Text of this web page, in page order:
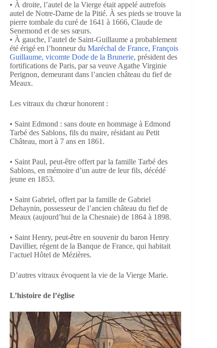
• À droite, l’autel de la Vierge était appelé autrefois
autel de Notre-Dame de la Pitié. À ses pieds se trouve la
pierre tombale du curé de 1641 à 1666, Claude de
Senemond et de ses sœurs.
• À gauche, l’autel de Saint-Guillaume a probablement
été érigé en l’honneur du Maréchal de France, François
Guillaume, vicomte Dode de la Brunerie, président des
fortifications de Paris, par sa veuve Agathe Virginie
Perignon, demeurant dans l’ancien château du fief de
Meaux.
Les vitraux du chœur honorent :
• Saint Edmond : sans doute en hommage à Edmond
Tarbé des Sablons, fils du maire, résidant au Petit
Château, mort à 7 ans en 1861.
• Saint Paul, peut-être offert par la famille Tarbé des
Sablons, en mémoire d’un autre de leur fils, décédé
jeune en 1853.
• Saint Gabriel, offert par la famille de Gabriel
Dehaynin, possesseur de l’ancien château du fief de
Meaux (aujourd’hui de la Chesnaie) de 1864 à 1898.
• Saint Henry, peut-être en souvenir du baron Henry
Davillier, régent de la Banque de France, qui habitait
l’actuel Hôtel de Mézières.
D’autres vitraux évoquent la vie de la Vierge Marie.
L’histoire de l’église